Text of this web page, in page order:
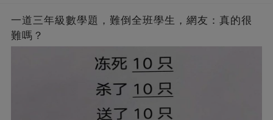
一道三年級數學題，難倒全班學生，網友：真的很
難嗎？